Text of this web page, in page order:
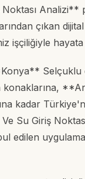
Analizi**
çıkan
işçiliğiyle
Selçuklu
kadar
Su Giriş
edilen